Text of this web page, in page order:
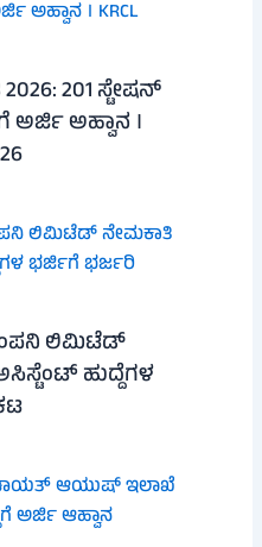
201 ಸ್ಟೇಷನ್
ಅರ್ಜಿ ಅಹ್ವಾನ ।
ಲಿಮಿಟೆಡ್
ಹುದ್ದೆಗಳ